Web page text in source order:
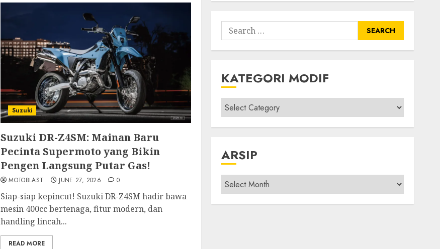
Suzuki
Suzuki DR-Z4SM: Mainan Baru
Pecinta Supermoto yang Bikin
Pengen Langsung Putar Gas!
MOTOBLAST JUNE 27, 2026 0
Siap-siap kepincut! Suzuki DR-Z4SM hadir bawa
mesin 400cc bertenaga, fitur modern, dan
handling lincah...
READ MORE
Search
for:
KATEGORI MODIF
Kategori
modif
ARSIP
Arsip